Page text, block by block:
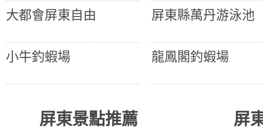
大都會屏東自由 屏東縣萬丹游泳池
小牛釣蝦場 龍鳳閣釣蝦場
屏東景點推薦 屏